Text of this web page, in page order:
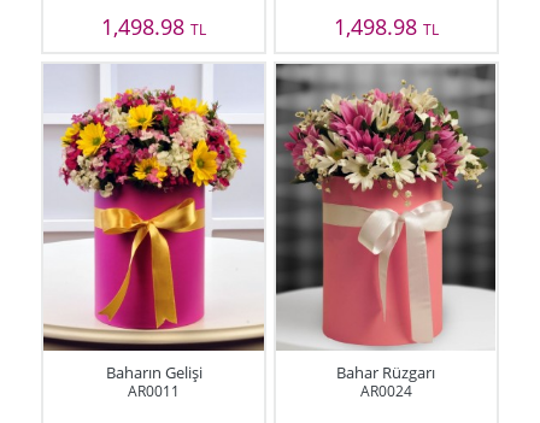
1,498.98TL 1,498.98 TL
Baharın Gelişi
AR0011
Bahar Rüzgarı
AR0024